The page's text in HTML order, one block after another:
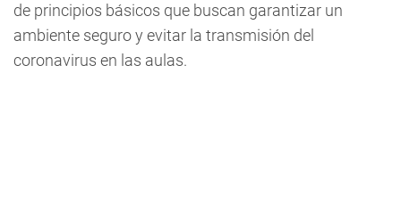
de principios básicos que buscan garantizar un
ambiente seguro y evitar la transmisión del
coronavirus en las aulas.